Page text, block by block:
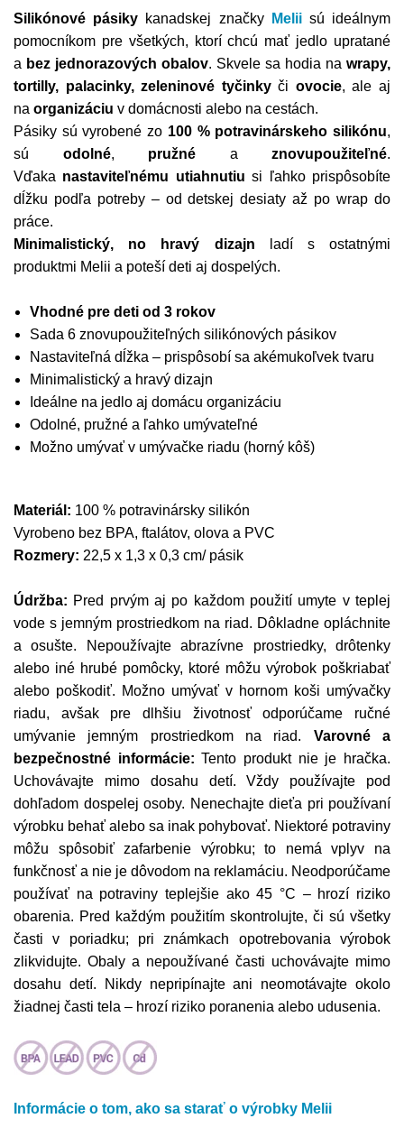
Silikónové pásiky kanadskej značky Meliisú ideálnym
pomocníkom pre všetkých, ktorí chcú mať jedlo upratané
a bez jednorazových obalov. Skvele sa hodia na wrapy,
tortilly, palacinky, zeleninové tyčinkyči ovocie, ale aj
na organizáciu v domácnosti alebo na cestách.
Pásiky sú vyrobené zo 100 % potravinárskeho silikónu,
sú odolné, pružné a znovupoužiteľné.
Vďaka nastaviteľnému utiahnutiu si ľahko prispôsobíte
dĺžku podľa potreby – od detskej desiaty až po wrap do
práce.
Minimalistický, no hravý dizajn ladí s ostatnými
produktmi Melii a poteší deti aj dospelých.
Vhodné pre deti od 3 rokov
Sada 6 znovupoužiteľných silikónových pásikov
Nastaviteľná dĺžka – prispôsobí sa akémukoľvek tvaru
Minimalistický a hravý dizajn
Ideálne na jedlo aj domácu organizáciu
Odolné, pružné a ľahko umývateľné
Možno umývať v umývačke riadu (horný kôš)
Materiál: 100 % potravinársky silikón
Vyrobeno bez BPA, ftalátov, olova a PVC
Rozmery: 22,5 x 1,3 x 0,3 cm/ pásik
Údržba: Pred prvým aj po každom použití umyte v teplej
vode s jemným prostriedkom na riad. Dôkladne opláchnite
a osušte. Nepoužívajte abrazívne prostriedky, drôtenky
alebo iné hrubé pomôcky, ktoré môžu výrobok poškriabať
alebo poškodiť. Možno umývať v hornom koši umývačky
riadu, avšak pre dlhšiu životnosť odporúčame ručné
umývanie jemným prostriedkom na riad. Varovné a
bezpečnostné informácie: Tento produkt nie je hračka.
Uchovávajte mimo dosahu detí. Vždy používajte pod
dohľadom dospelej osoby. Nenechajte dieťa pri používaní
výrobku behať alebo sa inak pohybovať. Niektoré potraviny
môžu spôsobiť zafarbenie výrobku; to nemá vplyv na
funkčnosť a nie je dôvodom na reklamáciu. Neodporúčame
používať na potraviny teplejšie ako 45 °C – hrozí riziko
obarenia. Pred každým použitím skontrolujte, či sú všetky
časti v poriadku; pri známkach opotrebovania výrobok
zlikvidujte. Obaly a nepoužívané časti uchovávajte mimo
dosahu detí. Nikdy nepripínajte ani neomotávajte okolo
žiadnej časti tela – hrozí riziko poranenia alebo udusenia.
Informácie o tom, ako sa starať o výrobky Melii